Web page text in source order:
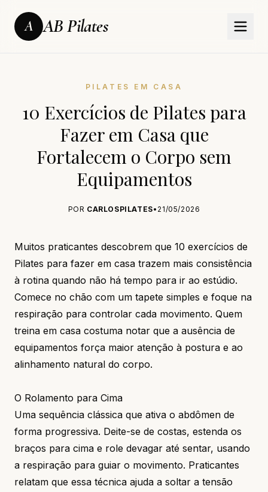
A AB Pilates
PILATES EM CASA
10 Exercícios de Pilates para
Fazer em Casa que
Fortalecem o Corpo sem
Equipamentos
POR CARLOSPILATES• 21/05/2026
Muitos praticantes descobrem que 10 exercícios de
Pilates para fazer em casa trazem mais consistência
à rotina quando não há tempo para ir ao estúdio.
Comece no chão com um tapete simples e foque na
respiração para controlar cada movimento. Quem
treina em casa costuma notar que a ausência de
equipamentos força maior atenção à postura e ao
alinhamento natural do corpo.
O Rolamento para Cima
Uma sequência clássica que ativa o abdômen de
forma progressiva. Deite-se de costas, estenda os
braços para cima e role devagar até sentar, usando
a respiração para guiar o movimento. Praticantes
relatam que essa técnica ajuda a soltar a tensão